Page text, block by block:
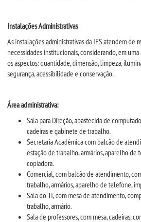
TRANSFERÊNCIA
SEGUNDA GRADUAÇÃO
MATRÍCULA
EDITAL
PUBLICAÇÕES
DESTAQUES
UNIESP NEWS
Instalações Administrativas
As instalações administrativas da IES atendem de
necessidades institucionais, considerando, em
os aspectos: quantidade, dimensão, limpeza,
segurança, acessibilidade e conservação.
Área administrativa:
Sala para Direção, abastecida de
cadeiras e gabinete de trabalho.
Secretaria Acadêmica com balcão de
estação de trabalho, armários, aparelho de
copiadora.
Comercial, com balcão de atendimento,
trabalho, armários, aparelho de telefone,
Sala do TI, com mesa de atendimento,
trabalho, armário.
Sala de professores, com mesa, cadeiras,